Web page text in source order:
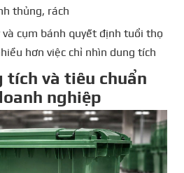
thủng, rách
và cụm bánh quyết định tuổi thọ
hơn việc chỉ nhìn dung tích
tích và tiêu chuẩn
nghiệp